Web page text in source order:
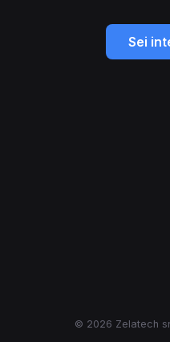
Sei
© 2026 Zelatech